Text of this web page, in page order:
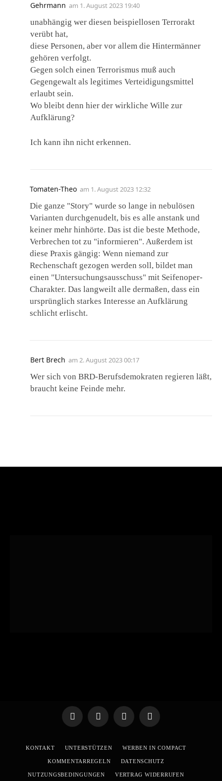
Gehrmann am 1. August 2023 19:40
unabhängig wer diesen beispiellosen Terrorakt
verübt hat,
diese Personen, aber vor allem die Hintermänner
gehören verfolgt.
Gegen solch einen Terrorismus muß auch
Gegengewalt als legitimes Verteidigungsmittel
erlaubt sein.
Wo bleibt denn hier der wirkliche Wille zur
Aufklärung?
Ich kann ihn nicht erkennen.
Tomaten-Theo am 1. August 2023 12:32
Die ganze "Story" wurde so lange in nebulösen
Varianten durchgenudelt, bis es alle anstank und
keiner mehr hinhörte. Das ist die beste Methode,
Verbrechen tot zu "informieren". Außerdem ist
diese Praxis gängig: Wenn niemand zur
Rechenschaft gezogen werden soll, bildet man
einen "Untersuchungsausschuss" mit Seifenoper-
Charakter. Das langweilt alle dermaßen, dass ein
ursprünglich starkes Interesse an Aufklärung
schlicht erlischt.
Bert Brech am 2. August 2023 00:17
Wer sich von BRD-Berufsdemokraten regieren läßt,
braucht keine Feinde mehr.
TelegramWhatsApp
X
YouTube
KONTAKT UNTERSTÜTZEN WERBEN IN COMPACT
KOMMENTARREGELN DATENSCHUTZ
NUTZUNGSBEDINGUNGEN VERTRAG WIDERRUFEN